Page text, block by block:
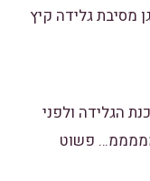
מסיבת גלידה קיץ
הגלידה ולפני
פשוט